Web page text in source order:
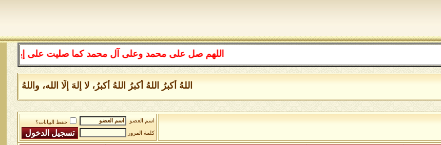
اللهم صل على محمد وعلى آل محمد كما صليت على إبراهيم وعلى
اللهُ أكبرُ اللهُ أكبرُ اللهُ أكبرُ، لا إلهَ إلَّا الله، واللهُ
اسم العضو
حفظ البيانات؟
كلمة المرور